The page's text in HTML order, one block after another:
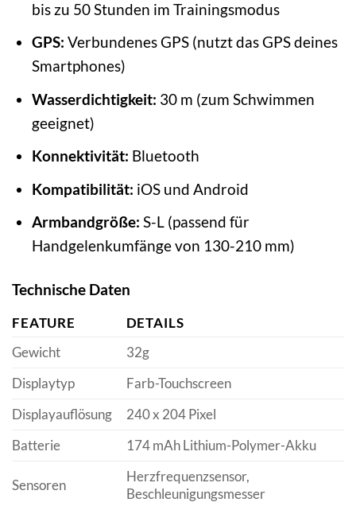
bis zu 50 Stunden im Trainingsmodus
GPS: Verbundenes GPS (nutzt das GPS deines
Smartphones)
Wasserdichtigkeit: 30 m (zum Schwimmen
geeignet)
Konnektivität: Bluetooth
Kompatibilität: iOS und Android
Armbandgröße: S-L (passend für
Handgelenkumfänge von 130-210 mm)
Technische Daten
FEATURE
DETAILS
Gewicht
32g
Displaytyp
Farb-Touchscreen
Displayauflösung
240 x 204 Pixel
Batterie
174 mAh Lithium-Polymer-Akku
Sensoren
Herzfrequenzsensor,
Beschleunigungsmesser